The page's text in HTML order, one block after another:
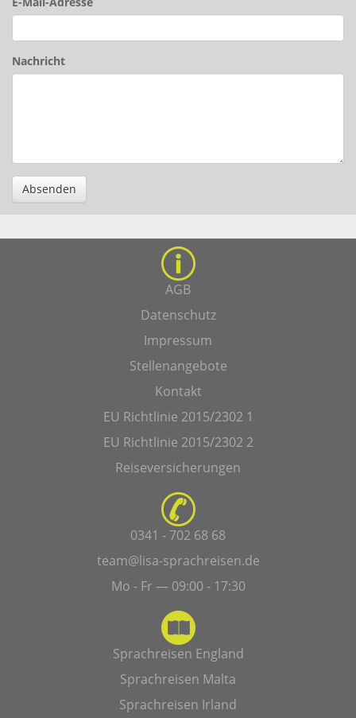
Nachricht
Absenden
AGB
Datenschutz
Impressum
Stellenangebote
Kontakt
EU Richtlinie 2015/2302 1
EU Richtlinie 2015/2302 2
Reiseversicherungen
0341 - 702 68 68
team@lisa-sprachreisen.de
Mo - Fr — 09:00 - 17:30
Sprachreisen England
Sprachreisen Malta
Sprachreisen Irland